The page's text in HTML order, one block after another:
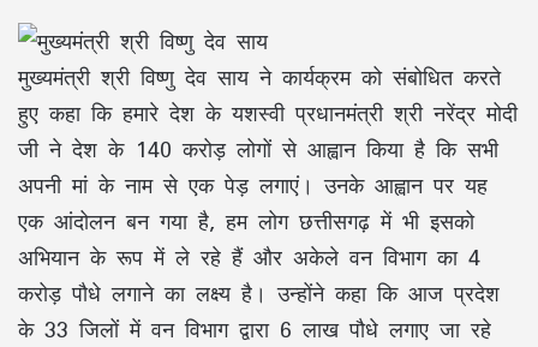
मुख्यमंत्री श्री विष्णु देव साय ने कार्यक्रम को संबोधित करते
हुए कहा कि हमारे देश के यशस्वी प्रधानमंत्री श्री नरेंद्र मोदी
जी ने देश के 140 करोड़ लोगों से आह्वान किया है कि सभी
अपनी मां के नाम से एक पेड़ लगाएं। उनके आह्वान पर यह
एक आंदोलन बन गया है, हम लोग छत्तीसगढ़ में भी इसको
अभियान के रूप में ले रहे हैं और अकेले वन विभाग का 4
करोड़ पौधे लगाने का लक्ष्य है। उन्होंने कहा कि आज प्रदेश
के 33 जिलों में वन विभाग द्वारा 6 लाख पौधे लगाए जा रहे